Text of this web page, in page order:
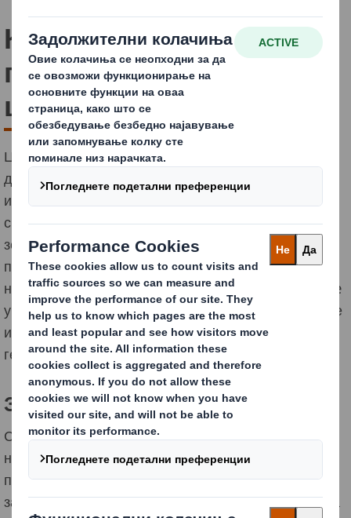
Како можете да се
префрлите на
циркуларна економија?
Циркуларната економија е нов начин на
дизајнирање, правење и создавање вредност што
им користи на бизнисот, општеството и животната
средина. Сегашниот начин на земање ресурси од
земја за производство на производи, само за
повторно да се фрлат повеќе не е опција. Но, ако
направиме транзиција кон циркуларна економија, сè
уште е можно да се забави глобалното затоплување
и да се создаде поодржлив свет за сега и за идните
генерации.
Зошто е тоа важно
Светот се менува. Луѓето стануваат посвесни за
нивното влијание врз животната средина, што
последователно има големо влијание врз одлуките
за купување на потрошувачите. Организациите сега